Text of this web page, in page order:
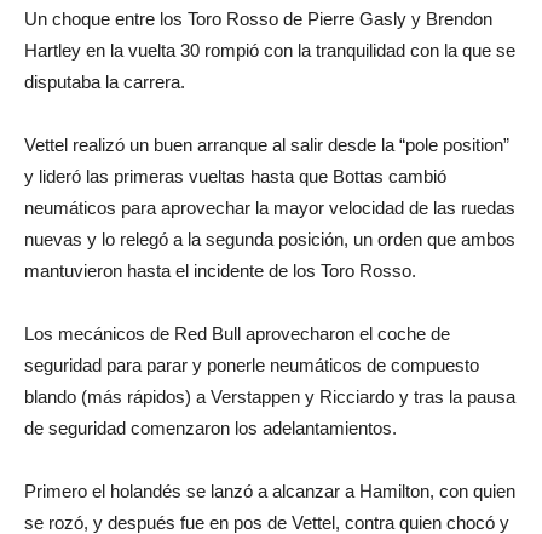
Un choque entre los Toro Rosso de Pierre Gasly y Brendon
Hartley en la vuelta 30 rompió con la tranquilidad con la que se
disputaba la carrera.
Vettel realizó un buen arranque al salir desde la “pole position”
y lideró las primeras vueltas hasta que Bottas cambió
neumáticos para aprovechar la mayor velocidad de las ruedas
nuevas y lo relegó a la segunda posición, un orden que ambos
mantuvieron hasta el incidente de los Toro Rosso.
Los mecánicos de Red Bull aprovecharon el coche de
seguridad para parar y ponerle neumáticos de compuesto
blando (más rápidos) a Verstappen y Ricciardo y tras la pausa
de seguridad comenzaron los adelantamientos.
Primero el holandés se lanzó a alcanzar a Hamilton, con quien
se rozó, y después fue en pos de Vettel, contra quien chocó y